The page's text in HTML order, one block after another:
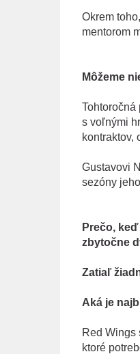
Okrem
mentorom
Môžeme
Tohtoročná
s voľnými
kontraktov,
Gustavovi
sezóny
Prečo,
zbytočne
Zatiaľ
Aká je
Red Wings
ktoré